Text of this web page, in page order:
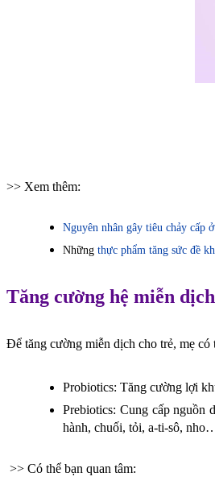
>> Xem thêm:
Nguyên nhân gây tiêu chảy cấp
Những thực phẩm tăng sức đề
Tăng cường hệ miễn
Để tăng cường miễn dịch cho trẻ, mẹ có
Probiotics: Tăng cường lợi
Prebiotics: Cung cấp nguồn
hành, chuối, tỏi, a-ti-sô,
>> Có thể bạn quan tâm: